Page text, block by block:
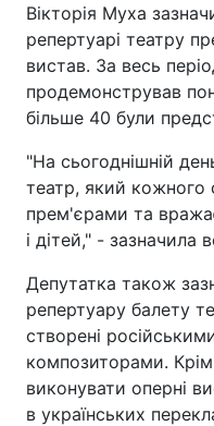
Вікторія Муха
репертуарі театру
вистав. За весь
продемонстрував
більше 40 були
"На сьогоднішній
театр, який кожного
прем'єрами та
і дітей," - зазначила
Депутатка також
репертуару балету
створені
композиторами.
виконувати оперні
в українських